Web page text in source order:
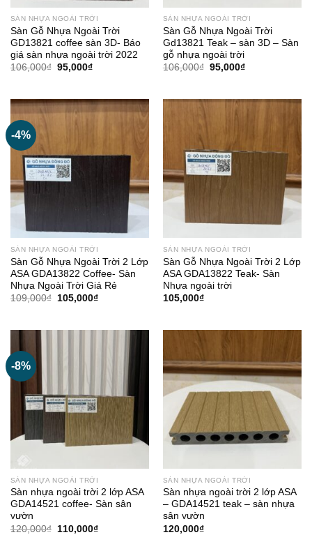
SÀN NHỰA NGOÀI TRỜI
Sàn Gỗ Nhựa Ngoài Trời
GD13821 coffee sàn 3D- Báo
giá sàn nhựa ngoài trời 2022
106,000₫ Giá
95,000₫Giá
95,000₫.
SÀN NHỰA NGOÀI TRỜI
Sàn Gỗ Nhựa Ngoài Trời
Gd13821 Teak – sàn 3D – Sàn
gỗ nhựa ngoài trời
106,000₫ Giá
95,000₫Giá
95,000₫.
-4%
SÀN NHỰA NGOÀI TRỜI
Sàn Gỗ Nhựa Ngoài Trời 2 Lớp
ASA GDA13822 Coffee- Sàn
Nhựa Ngoài Trời Giá Rẻ
109,000₫
Giá
105,000₫Giá
SÀN NHỰA NGOÀI TRỜI
Sàn Gỗ Nhựa Ngoài Trời 2 Lớp
ASA GDA13822 Teak- Sàn
Nhựa ngoài trời
105,000₫
-8%
SÀN NHỰA NGOÀI TRỜI
Sàn nhựa ngoài trời 2 lớp ASA
GDA14521 coffee- Sàn sân
vườn
120,000₫
Giá
110,000₫Giá
SÀN NHỰA NGOÀI TRỜI
Sàn nhựa ngoài trời 2 lớp ASA
– GDA14521 teak – sàn nhựa
sân vườn
120,000₫